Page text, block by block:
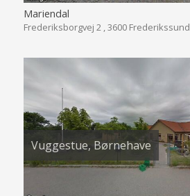
Mariendal
Frederiksborgvej 2 , 3600 Frederikssund
Vuggestue, Børnehave